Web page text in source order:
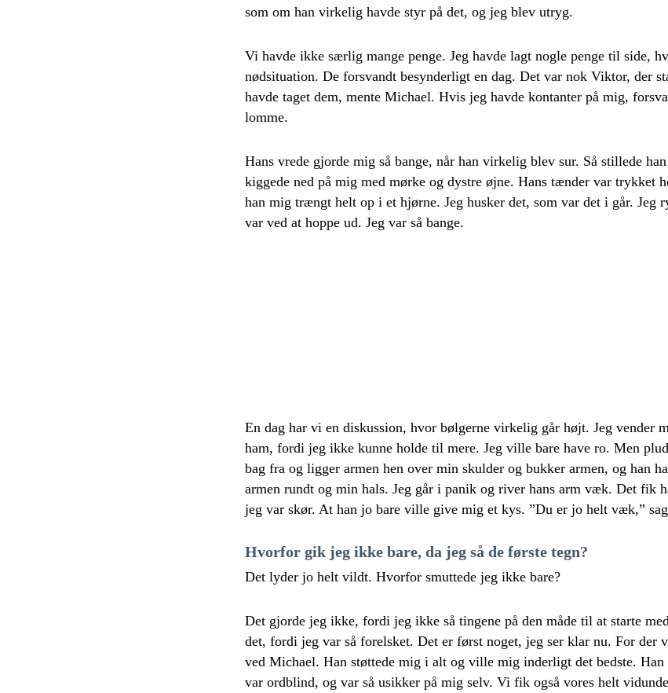
som om han virkelig havde styr på det, og jeg blev utryg.
Vi havde ikke særlig mange penge. Jeg havde lagt nogle penge til side,
nødsituation. De forsvandt besynderligt en dag. Det var nok Viktor, der
havde taget dem, mente Michael. Hvis jeg havde kontanter på mig,
lomme.
Hans vrede gjorde mig så bange, når han virkelig blev sur. Så stillede
kiggede ned på mig med mørke og dystre øjne. Hans tænder var trykket
han mig trængt helt op i et hjørne. Jeg husker det, som var det i går. Jeg
var ved at hoppe ud. Jeg var så bange.
En dag har vi en diskussion, hvor bølgerne virkelig går højt. Jeg vender
ham, fordi jeg ikke kunne holde til mere. Jeg ville bare have ro. Men
bag fra og ligger armen hen over min skulder og bukker armen, og han
armen rundt og min hals. Jeg går i panik og river hans arm væk. Det fik
jeg var skør. At han jo bare ville give mig et kys. ”Du er jo helt væk,”
Hvorfor gik jeg ikke bare, da jeg så de første tegn?
Det lyder jo helt vildt. Hvorfor smuttede jeg ikke bare?
Det gjorde jeg ikke, fordi jeg ikke så tingene på den måde til at starte
det, fordi jeg var så forelsket. Det er først noget, jeg ser klar nu. For der
ved Michael. Han støttede mig i alt og ville mig inderligt det bedste.
var ordblind, og var så usikker på mig selv. Vi fik også vores helt